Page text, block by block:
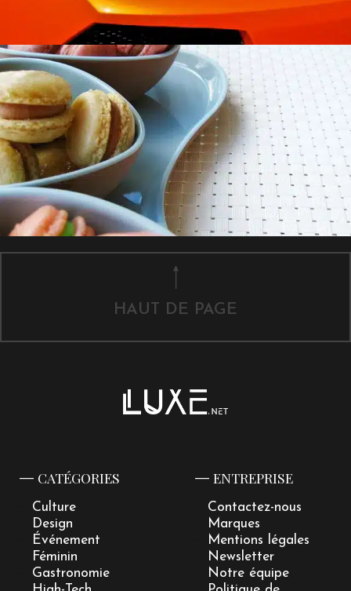
HAUT DE PAGE
CATÉGORIES
Culture
Design
Événement
Féminin
Gastronomie
ENTREPRISE
Contactez-nous
Marques
Mentions légales
Newsletter
Notre équipe